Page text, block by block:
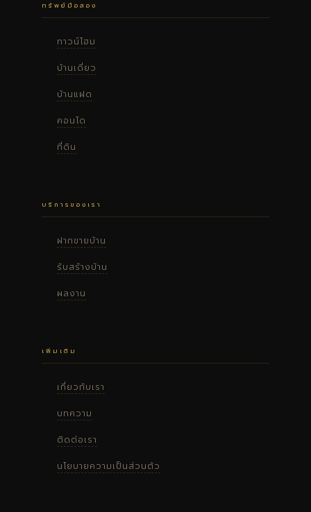
ทรัพย์มือสอง
ทาวน์โฮม
บ้านเดี่ยว
บ้านแฝด
คอนโด
ที่ดิน
บริการของเรา
ฝากขายบ้าน
รับสร้างบ้าน
ผลงาน
เพิ่มเติม
เกี่ยวกับเรา
บทความ
ติดต่อเรา
นโยบายความเป็นส่วนตัว